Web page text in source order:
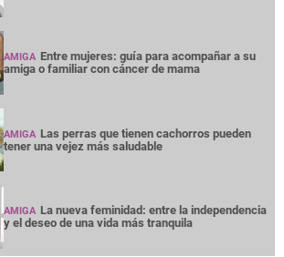
AMIGA Entre mujeres: guía para acompañar a su
amiga o familiar con cáncer de mama
AMIGA Las perras que tienen cachorros pueden
tener una vejez más saludable
AMIGA La nueva feminidad: entre la independencia
y el deseo de una vida más tranquila